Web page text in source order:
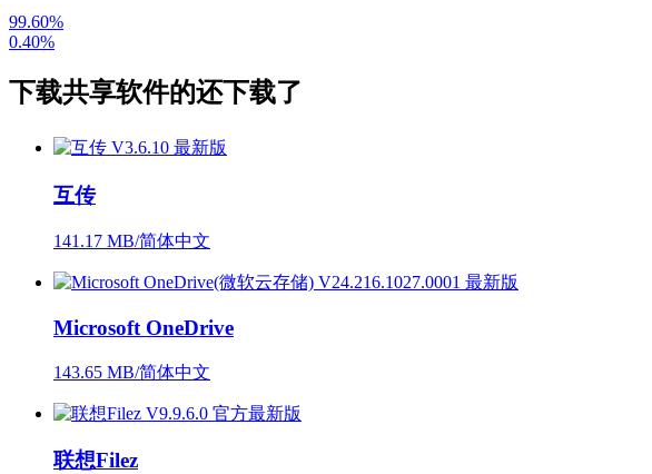
99.60%
0.40%
下载共享软件的还下载了
互传
141.17 MB/简体中文
Microsoft OneDrive
143.65 MB/简体中文
联想Filez